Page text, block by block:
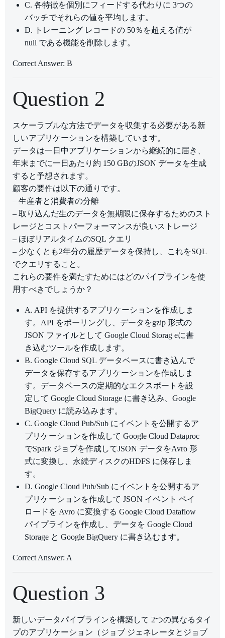
C. 各特徴を個別にフィードする代わりに 3つの
バッチでそれらの値を平均します。
D. トレーニング レコードの 50％を超える値が
null である機能を削除します。
Correct Answer: B
Question 2
スケーラブルな方法でデータを収集する必要がある新
しいアプリケーションを構築しています。
データは一日中アプリケーションから継続的に届き、
年末までに一日あたり約 150 GBのJSON データを生成
すると予想されます。
顧客の要件は以下の通りです。
– 生産者と消費者の分離
– 取り込んだ生のデータを無期限に保存するためのスト
レージとコストパーフォーマンスが良いストレージ
– ほぼリアルタイムのSQL クエリ
– 少なくとも2年分の履歴データを保持し、これをSQL
でクエリすること。
これらの要件を満たすためにはどのパイプラインを使
用すべきでしょうか？
A. API を提供するアプリケーションを作成しま
す。API をポーリングし、データをgzip 形式の
JSON ファイルとして Google Cloud Storag eに書
き込むツールを作成します。
B. Google Cloud SQL データベースに書き込んで
データを保存するアプリケーションを作成しま
す。データベースの定期的なエクスポートを設
定して Google Cloud Storage に書き込み、Google
BigQuery に読み込みます。
C. Google Cloud Pub/Sub にイベントを公開するア
プリケーションを作成して Google Cloud Dataproc
でSpark ジョブを作成してJSON データをAvro 形
式に変換し、永続ディスクのHDFS に保存しま
す。
D. Google Cloud Pub/Sub にイベントを公開するア
プリケーションを作成して JSON イベント ペイ
ロードを Avro に変換する Google Cloud Dataflow
パイプラインを作成し、データを Google Cloud
Storage と Google BigQuery に書き込むます。
Correct Answer: A
Question 3
新しいデータパイプラインを構築して 2つの異なるタイ
プのアプリケーション（ジョブ ジェネレータとジョブ